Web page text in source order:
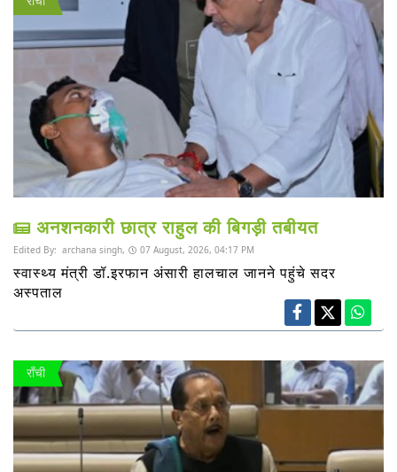
अनशनकारी छात्र राहुल की बिगड़ी तबीयत
Edited By: archana singh, 07 August, 2026, 04:17 PM
स्वास्थ्य मंत्री डॉ.इरफान अंसारी हालचाल जानने पहुंचे सदर
अस्पताल
राँची